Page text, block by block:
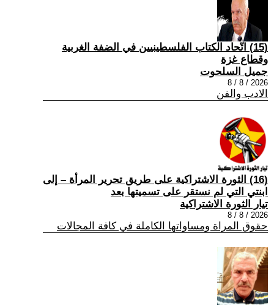
(15) اتّحاد الكتاب الفلسطينيين في الضفة الغربية
وقطاع غزة
جميل السلحوت
2026 / 8 / 8
الادب والفن
(16) الثورة الاشتراكية على طريق تحرير المرأة – إلى
ابنتي التي لم نستقر على تسميتها بعد
تيار الثورة الاشتراكية
2026 / 8 / 8
حقوق المراة ومساواتها الكاملة في كافة المجالات